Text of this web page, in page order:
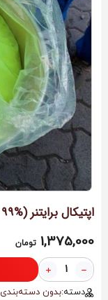
اپتیکال برایتنر Optical brightener (OB1 – 99%)
1,375,000 تومان
دسته:بدون دسته‌بندی,